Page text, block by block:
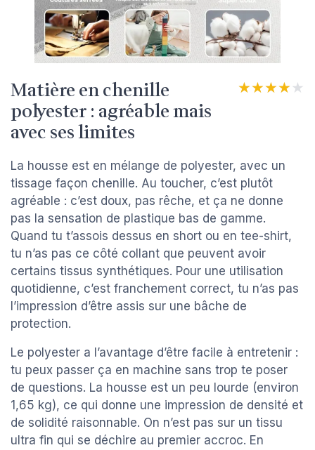
Matière en chenille
polyester : agréable mais
avec ses limites
★★★★★
★★★★★
La housse est en mélange de polyester, avec un
tissage façon chenille. Au toucher, c’est plutôt
agréable : c’est doux, pas rêche, et ça ne donne
pas la sensation de plastique bas de gamme.
Quand tu t’assois dessus en short ou en tee-shirt,
tu n’as pas ce côté collant que peuvent avoir
certains tissus synthétiques. Pour une utilisation
quotidienne, c’est franchement correct, tu n’as pas
l’impression d’être assis sur une bâche de
protection.
Le polyester a l’avantage d’être facile à entretenir :
tu peux passer ça en machine sans trop te poser
de questions. La housse est un peu lourde (environ
1,65 kg), ce qui donne une impression de densité et
de solidité raisonnable. On n’est pas sur un tissu
ultra fin qui se déchire au premier accroc. En